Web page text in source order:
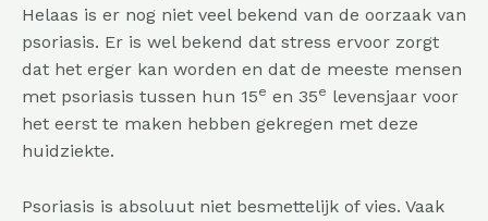
Helaas is er nog niet veel bekend van de oorzaak van
psoriasis. Er is wel bekend dat stress ervoor zorgt
dat het erger kan worden en dat de meeste mensen
met psoriasis tussen hun 15e en 35e levensjaar voor
het eerst te maken hebben gekregen met deze
huidziekte.
Psoriasis is absoluut niet besmettelijk of vies. Vaak